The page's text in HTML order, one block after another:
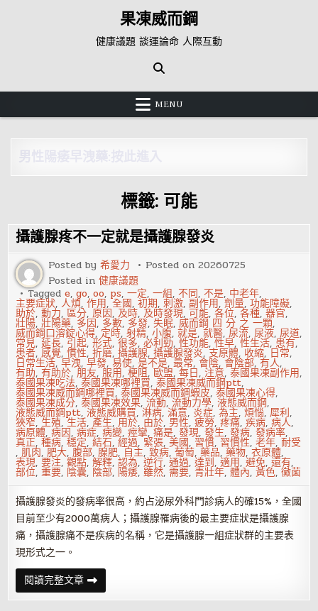
果凍威而鋼
健康議題 談運論命 人際互動
MENU
標籤: 可能
攝護腺疼不一定就是攝護腺發炎
Posted by希愛力 Posted on20260725
Posted in健康議題
Taggede,go,oo, ps,一定,一組,不同,不是, 中老年,
主要症狀,人煩,作用,全國,初期,刺激,副作用,劑量,功能障礙,
助於,動力,區分,原因,及時,及時發現,可能,各位,各種,器官,
壯陽,壯陽藥, 多因, 多數, 多發,失眠,威而鋼 四 分 之 一顆,
威而鋼口溶錠心得, 定時,射精,小腹,就是,就醫,尿流,尿液,尿道,
常見,延長, 引起,形式,很多,必利勁,性功能,性早,性生活, 患有,
患者,感覺,慣性,折磨,攝護腺,攝護腺發炎,支原體, 收縮, 日常,
日常生活,早洩,早發,易使,是不是,最常, 會陰, 會陰部,有人,
有助,有助於,朋友,服用,梗阻,歐盟,每日, 注意,泰國果凍副作用,
泰國果凍吃法,泰國果凍哪裡買,泰國果凍威而鋼ptt,
泰國果凍威而鋼哪裡買,泰國果凍威而鋼蝦皮,泰國果凍心得,
泰國果凍成分,泰國果凍效果,流動,流動力學,液態威而鋼,
液態威而鋼ptt,液態威購買,淋病,滿意, 炎症,為主,煩惱,犀利,
狹窄,生殖,生活,產生, 用於, 由於, 男性,疲勞,疼痛,疾病,病人,
病原體,病因,病症,病變,痙攣,痛是,發現,發生,發病,發病率,
真正,種病,穩定,結石,經過, 緊張,美國, 習慣, 習慣性,老年,耐受
,肌肉,肥大,腹部,腺肥, 自主,致病,葡萄,藥品,藥物,衣原體,
表現,要注,觀點,解釋,認為,逆行,通過,達到,適用,避免,還有,
部位,重要, 陰囊, 陰部, 陽痿,雖然, 需要,青壯年,體內,黃色,黴菌
攝護腺發炎的發病率很高，約占泌尿外科門診病人的確15%，全國
目前至少有2000萬病人；攝護腺罹病後的最主要症狀是攝護腺
痛，攝護腺痛不是疾病的名稱，它是攝護腺一組症狀群的主要表
現形式之一。
閱讀完整文章攝
護
腺